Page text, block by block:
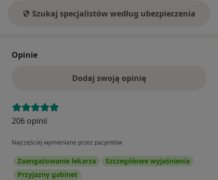
Szukaj specjalistów według ubezpieczenia
Opinie
Dodaj swoją opinię
206 opinii
Najczęściej wymieniane przez pacjentów
Zaangażowanie lekarza
Szczegółowe wyjaśnienia
Przyjazny gabinet